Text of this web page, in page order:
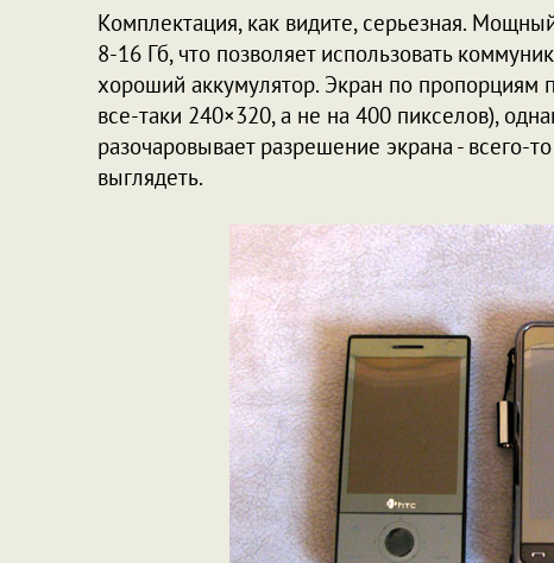
Комплектация, как видите, серьезная.
8-16 Гб, что позволяет использовать
хороший аккумулятор. Экран по пропорциям
все-таки 240×320, а не на 400 пикселов),
разочаровывает разрешение экрана - всего-
выглядеть.